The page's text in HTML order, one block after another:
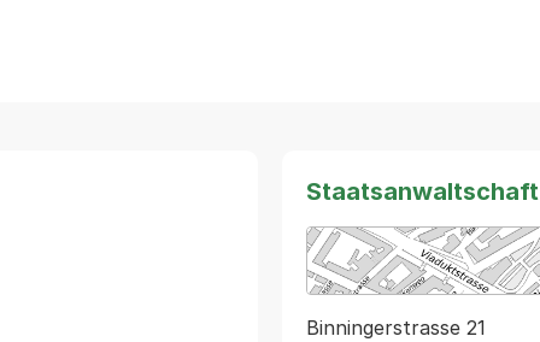
Staatsanwaltschaft
Binningerstrasse 21